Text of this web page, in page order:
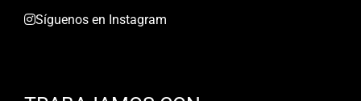
Síguenos en Instagram